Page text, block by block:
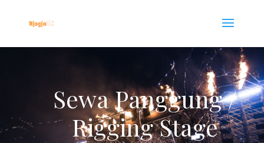
Sewa Panggung /
Rigging Stage